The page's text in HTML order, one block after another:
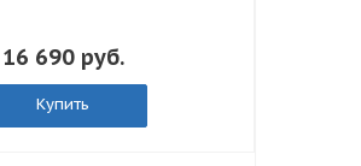
16 690 руб.
Купить